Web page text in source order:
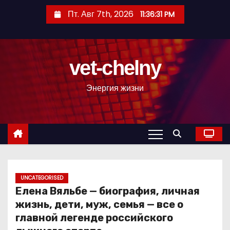
с
Пт. Авг 7th, 2026 11:36:32 PM
vet-chelny
Энергия жизни
UNCATEGORISED
Елена Вяльбе — биография, личная
жизнь, дети, муж, семья — все о
главной легенде российского